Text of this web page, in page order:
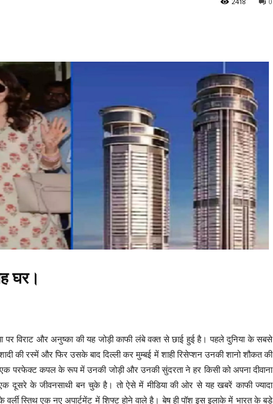
घर।
पर विराट और अनुष्का की यह जोड़ी काफी लंबे वक्त से छाई हुई है। पहले दुनिया के सबसे
की रस्में और फिर उसके बाद दिल्ली कर मुम्बई में शाही रिसेप्शन उनकी शानो शौकत की
परफेक्ट कपल के रूप में उनकी जोड़ी और उनकी सुंदरता ने हर किसी को अपना दीवाना
एक दूसरे के जीवनसाथी बन चुके है। तो ऐसे में मीडिया की ओर से यह खबरें काफी ज्यादा
वर्ली स्तिथ एक नए अपार्टमेंट में शिफ्ट होने वाले है। बेष ही पॉश इस इलाके में भारत के बड़े